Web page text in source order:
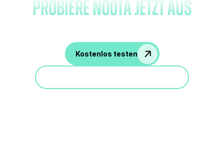
probiere Noota jetzt aus
Kostenlos testen